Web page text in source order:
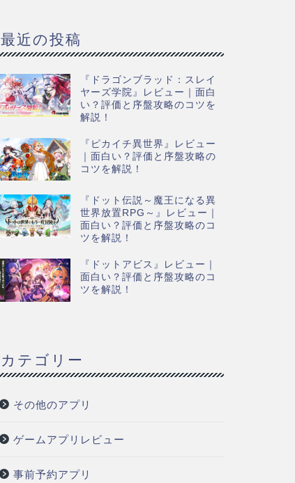
最近の投稿
『ドラゴンブラッド：スレイ
ヤーズ学院』レビュー｜面白
い？評価と序盤攻略のコツを
解説！
『ピカイチ異世界』レビュー
｜面白い？評価と序盤攻略の
コツを解説！
『ドット伝説～魔王になる異
世界放置RPG～』レビュー｜
面白い？評価と序盤攻略のコ
ツを解説！
『ドットアビス』レビュー｜
面白い？評価と序盤攻略のコ
ツを解説！
カテゴリー
その他のアプリ
ゲームアプリレビュー
事前予約アプリ